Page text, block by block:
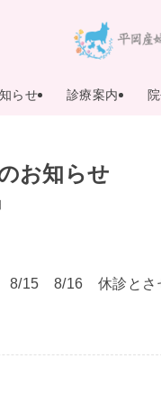
らせ 診療案内
お知らせ
15 8/16 休診とさせ